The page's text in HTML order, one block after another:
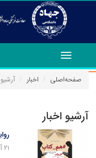
Toggle
navigation
صفحه‌اصلی
اخبار آرشیو
آرشیو اخبار
۲۱ آذر ۱۴۰۱